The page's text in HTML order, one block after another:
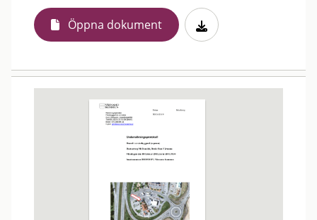
Öppna dokument